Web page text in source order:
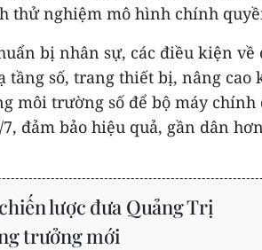
thử nghiệm mô hình chính
bị nhân sự, các điều kiện về
tầng số, trang thiết bị, nâng cao
môi trường số để bộ máy
đảm bảo hiệu quả, gần dân
lược đưa Quảng Trị
trưởng mới